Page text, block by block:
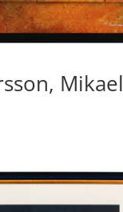
Mikael